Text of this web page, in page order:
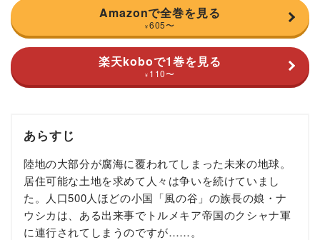
Amazonで全巻を見る
¥ 605〜
楽天koboで1巻を見る
¥ 110〜
あらすじ
陸地の大部分が腐海に覆われてしまった未来の地球。
居住可能な土地を求めて人々は争いを続けていまし
た。人口500人ほどの小国「風の谷」の族長の娘・ナ
ウシカは、ある出来事でトルメキア帝国のクシャナ軍
に連行されてしまうのですが……。